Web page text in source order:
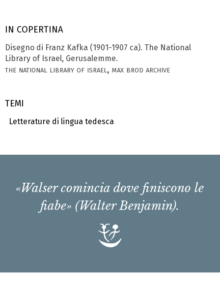
IN COPERTINA
Disegno di Franz Kafka (1901­-1907 ca). The National
Library of Israel, Gerusalemme.
the national library of israel, max brod archive
TEMI
Letterature di lingua tedesca
«Walser comincia dove finiscono le
fiabe» (Walter Benjamin).